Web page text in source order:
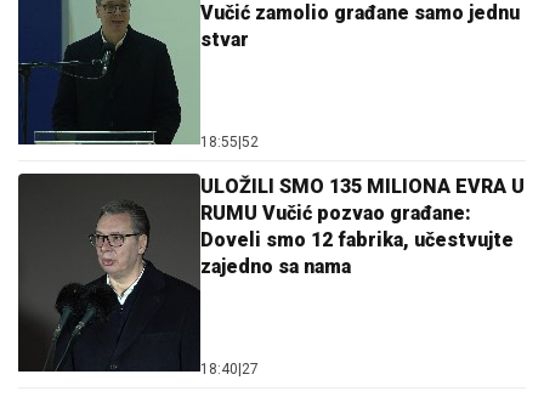
Vučić zamolio građane samo jednu
stvar
18:55 52
ULOŽILI SMO 135 MILIONA EVRA U
RUMU Vučić pozvao građane:
Doveli smo 12 fabrika, učestvujte
zajedno sa nama
18:40 27